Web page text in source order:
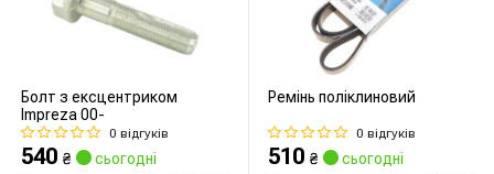
Болт з ексцентриком
Impreza 00-
0 відгуків
540 ₴ сьогодні
Ремінь поліклиновий
0 відгуків
510 ₴ сьогодні